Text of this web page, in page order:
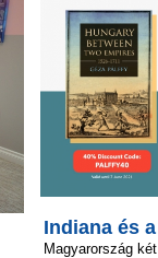
Indiana és
Magyarország